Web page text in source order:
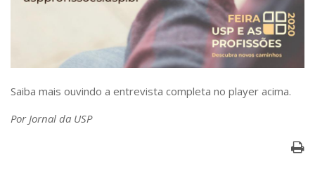
Saiba mais ouvindo a entrevista completa no player acima.
Por Jornal da USP